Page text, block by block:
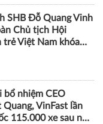
SHB Đỗ Quang Vinh
Chủ tịch Hội
trẻ Việt Nam khóa
bổ nhiệm CEO
Quang, VinFast lần
115.000 xe sau nửa